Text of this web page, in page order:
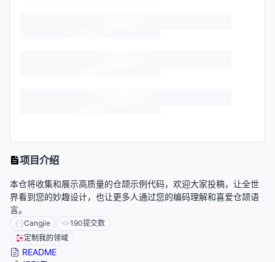
项目介绍
本仓将收集和展示高质量的仓颉示例代码，欢迎大家投稿，让全世
界看到您的妙趣设计，也让更多人通过您的编码理解和喜爱仓颉语
言。
Cangjie 190提交数
定制我的领域
README